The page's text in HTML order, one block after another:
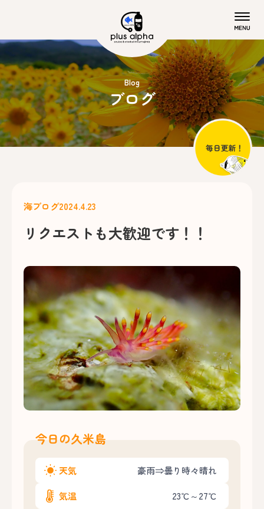
Blog
ブログ
海ブログ2024.4.23
リクエストも大歓迎です！！
今日の久米島
天気 豪雨⇒曇り時々晴れ
気温 23℃～27℃